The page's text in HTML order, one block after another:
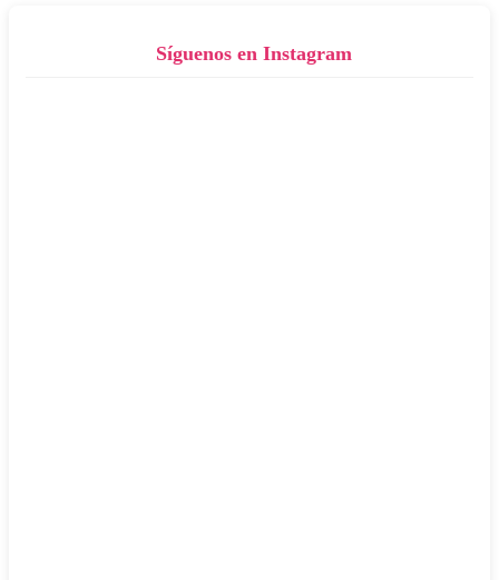
Síguenos en Instagram